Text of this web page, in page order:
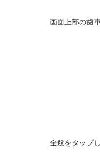
画面上部の歯
全般をタップし